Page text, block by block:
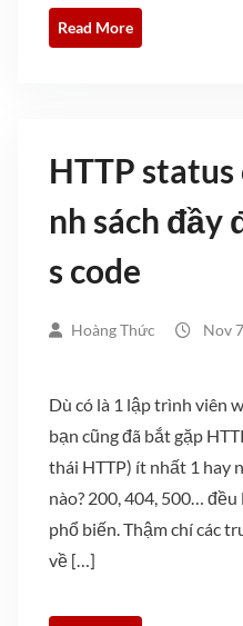
Read More
HTTP status
nh sách đầy
s code
Hoàng Thức Nov
Dù có là 1 lập trình viên
bạn cũng đã bắt gặp
thái HTTP) ít nhất 1 hay
nào? 200, 404, 500…
phổ biến. Thậm chí các
về […]